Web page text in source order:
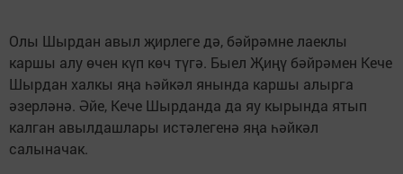
Олы Шырдан авыл җирлеге дә, бәйрәмне лаеклы
каршы алу өчен күп көч түгә. Быел Җиңү бәйрәмен Кече
Шырдан халкы яңа һәйкәл янында каршы алырга
әзерләнә. Әйе, Кече Шырданда да яу кырында ятып
калган авылдашлары истәлегенә яңа һәйкәл
салыначак.